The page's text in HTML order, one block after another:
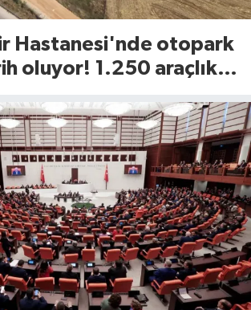
Hastanesi'nde otopark
oluyor! 1.250 araçlık